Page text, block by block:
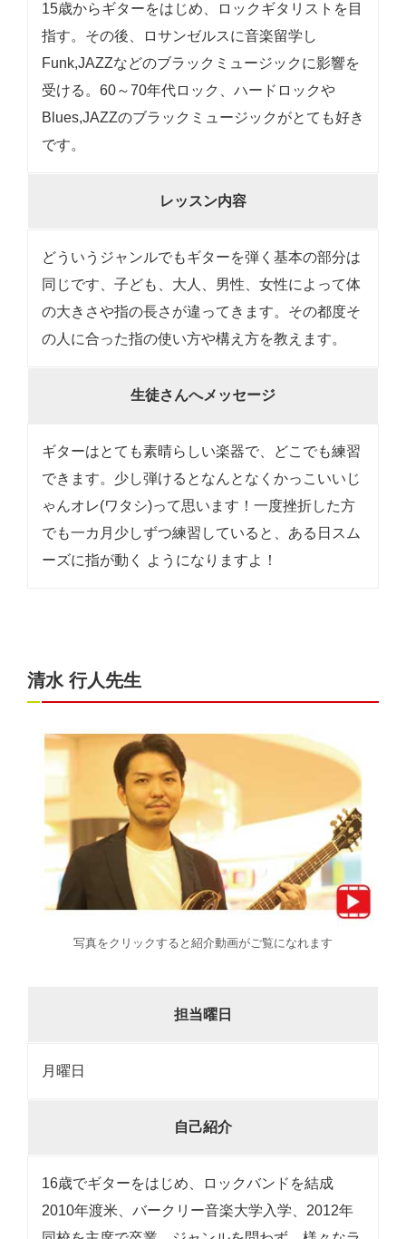
15歳からギターをはじめ、ロックギタリストを目
指す。その後、ロサンゼルスに音楽留学し
Funk,JAZZなどのブラックミュージックに影響を
受ける。60～70年代ロック、ハードロックや
Blues,JAZZのブラックミュージックがとても好き
です。
レッスン内容
どういうジャンルでもギターを弾く基本の部分は
同じです、子ども、大人、男性、女性によって体
の大きさや指の長さが違ってきます。その都度そ
の人に合った指の使い方や構え方を教えます。
生徒さんへメッセージ
ギターはとても素晴らしい楽器で、どこでも練習
できます。少し弾けるとなんとなくかっこいいじ
ゃんオレ(ワタシ)って思います！一度挫折した方
でも一カ月少しずつ練習していると、ある日スム
ーズに指が動く ようになりますよ！
清水 行人先生
写真をクリックすると紹介動画がご覧になれます
担当曜日
月曜日
自己紹介
16歳でギターをはじめ、ロックバンドを結成
2010年渡米、バークリー音楽大学入学、2012年